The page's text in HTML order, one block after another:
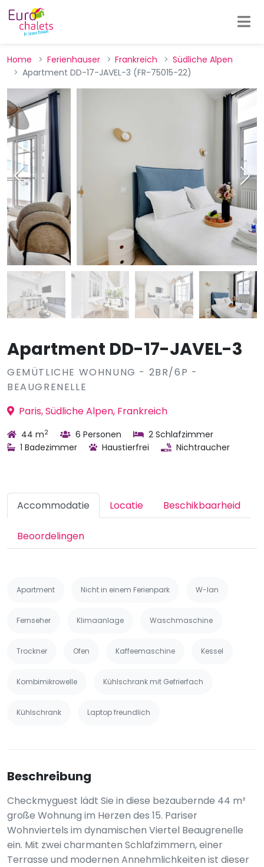
Home Ferienhauser Frankreich
Südliche Alpen
Apartment DD-17-JAVEL-3 (FR-75015-22)
Apartment DD-17-JAVEL-3
GEMÜTLICHE WOHNUNG - 2BR/6P -
BEAUGRENELLE
Paris, Südliche Alpen, Frankreich
44 m2 6 Personen
2 Schlafzimmer
1 Badezimmer
Haustierfrei Nichtraucher
Accommodatie Locatie Beschikbaarheid
Beoordelingen
Apartment Nicht in einem Ferienpark W-lan
Fernseher Klimaanlage Waschmaschine
Trockner Ofen Kaffeemaschine Kessel
Kombimikrowelle Kühlschrank mit Gefrierfach
Kühlschrank Laptop freundlich
Beschreibung
Checkmyguest lädt Sie in diese bezaubernde 44 m²
große Wohnung im Herzen des 15. Pariser
Wohnviertels im dynamischen Viertel Beaugrenelle
ein. Mit zwei charmanten Schlafzimmern, einer
Terrasse und modernen Annehmlichkeiten ist dieser